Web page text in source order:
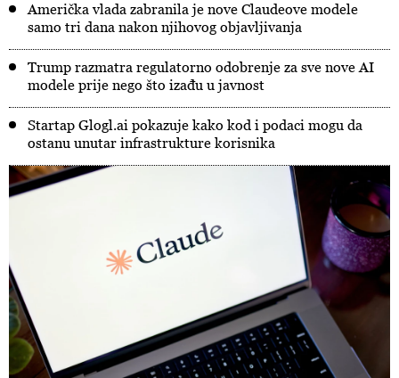
Američka vlada zabranila je nove Claudeove modele
samo tri dana nakon njihovog objavljivanja
Trump razmatra regulatorno odobrenje za sve nove AI
modele prije nego što izađu u javnost
Startap Glogl.ai pokazuje kako kod i podaci mogu da
ostanu unutar infrastrukture korisnika